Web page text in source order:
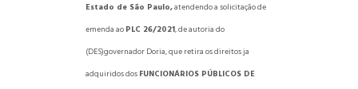
Estado de São Paulo,atendendo a solicitação de
emenda aoPLC 26/2021, de autoria do
(DES)governador Doria, que retira os direitos ja
adquiridos dosFUNCIONÁRIOS PÚBLICOS DE